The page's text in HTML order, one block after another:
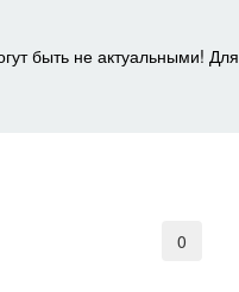
быть не актуальными! Для
0